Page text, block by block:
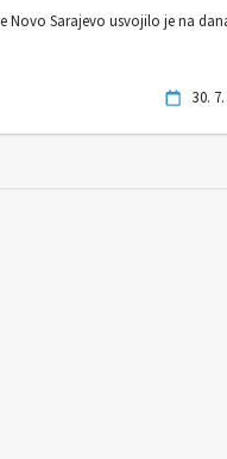
Novo Sarajevo usvojilo je na
30.